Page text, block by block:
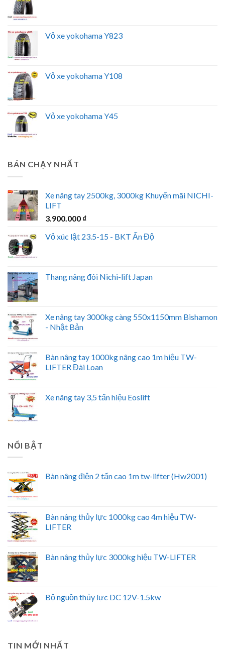
Vỏ xe yokohama Y823
Vỏ xe yokohama Y108
Vỏ xe yokohama Y45
BÁN CHẠY NHẤT
Xe nâng tay 2500kg, 3000kg Khuyến mãi NICHI-
LIFT
3.900.000 ₫
Vỏ xúc lật 23.5-15 - BKT Ấn Độ
Thang nâng đôi Nichi-lift Japan
Xe nâng tay 3000kg càng 550x1150mm Bishamon
- Nhật Bản
Bàn nâng tay 1000kg nâng cao 1m hiệu TW-
LIFTER Đài Loan
Xe nâng tay 3,5 tấn hiệu Eoslift
NỔI BẬT
Bàn nâng điện 2 tấn cao 1m tw-lifter (Hw2001)
Bàn nâng thủy lực 1000kg cao 4m hiệu TW-
LIFTER
Bàn nâng thủy lực 3000kg hiệu TW-LIFTER
Bộ nguồn thủy lực DC 12V-1.5kw
TIN MỚI NHẤT